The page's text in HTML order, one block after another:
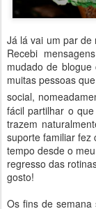
Já lá vai um par de
Recebi
mudado de
muitas pessoas
social,
fácil partilhar o
trazem
suporte familiar fez
tempo desde o
regresso das
gosto!
Os fins de